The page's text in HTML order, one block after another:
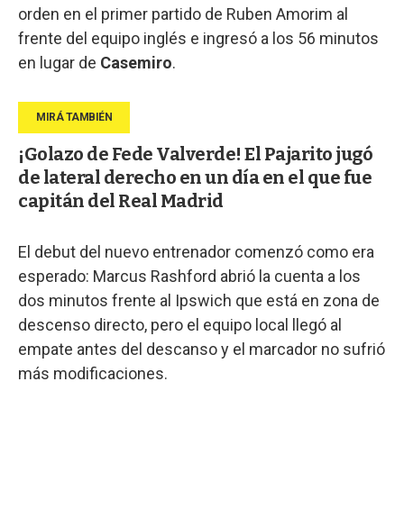
orden en el primer partido de Ruben Amorim al
frente del equipo inglés e ingresó a los 56 minutos
en lugar de Casemiro.
¡Golazo de Fede Valverde! El Pajarito jugó
de lateral derecho en un día en el que fue
capitán del Real Madrid
El debut del nuevo entrenador comenzó como era
esperado: Marcus Rashford abrió la cuenta a los
dos minutos frente al Ipswich que está en zona de
descenso directo, pero el equipo local llegó al
empate antes del descanso y el marcador no sufrió
más modificaciones.